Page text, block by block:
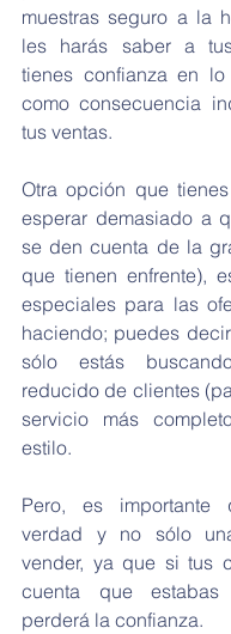
muestras seguro a la
les harás saber a
tienes confianza en
como consecuencia
tus ventas.
Otra opción que
esperar demasiado a
se den cuenta de la
que tienen enfrente),
especiales para las
haciendo; puedes
sólo estás
reducido de clientes
servicio más
estilo.
Pero, es importante
verdad y no sólo
vender, ya que si tus
cuenta que estabas
perderá la confianza.